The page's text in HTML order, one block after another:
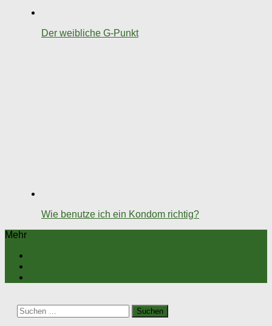
Der weibliche G-Punkt
Wie benutze ich ein Kondom richtig?
Mehr
Suchen
nach: